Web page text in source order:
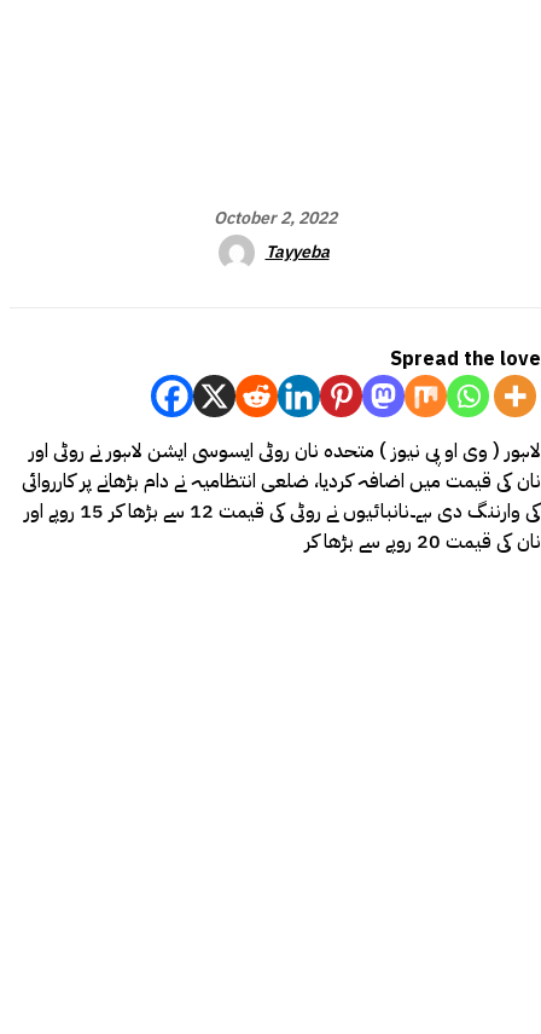
October 2, 2022
Tayyeba
Spread the love
لاہور ( وی او پی نیوز ) متحدہ نان روٹی ایسوسی ایشن لاہور نے روٹی اور
نان کی قیمت میں اضافہ کردیا، ضلعی انتظامیہ نے دام بڑھانے پر کارروائی
کی وارننگ دی ہے۔نانبائیوں نے روٹی کی قیمت 12 سے بڑھا کر 15 روپے اور
نان کی قیمت 20 روپے سے بڑھا کر